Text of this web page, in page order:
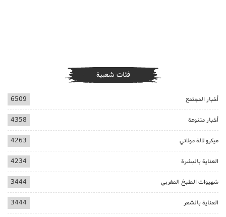
فئات شعبية
أخبار المجتمع 6509
أخبار متنوعة 4358
ميكرو لالة مولاتي 4263
العناية بالبشرة 4234
شهيوات الطبخ المغربي 3444
العناية بالشعر 3444